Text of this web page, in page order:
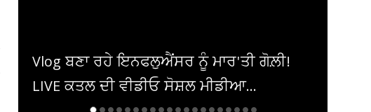
ਅਦਾਕਾਰਾ ਜੀਆ ਸ਼ੰਕਰ ਨੇ ਕਰਵਾਈ ਮੰਗਣੀ,
ਸਾਂਝੀਆਂ ਕੀਤੀਆਂ ਖੂਬਸੂਰਤ ਤਸਵੀਰਾਂ